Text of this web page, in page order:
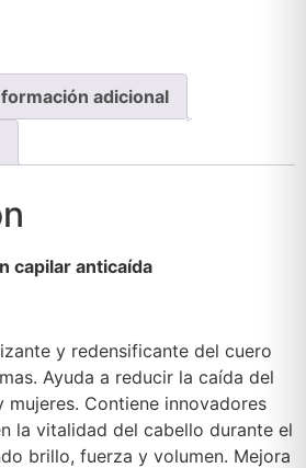
adicional
capilar anticaída
y redensificante del cuero
Ayuda a reducir la caída del
mujeres. Contiene innovadores
la vitalidad del cabello durante el
brillo, fuerza y volumen. Mejora